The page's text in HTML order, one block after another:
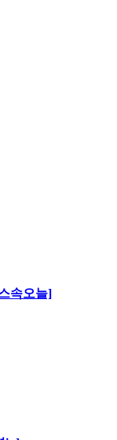
속오늘]